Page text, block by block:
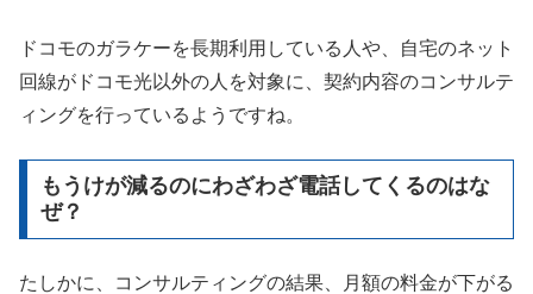
ドコモのガラケーを長期利用している人や、自宅のネット
回線がドコモ光以外の人を対象に、契約内容のコンサルテ
ィングを行っているようですね。
もうけが減るのにわざわざ電話してくるのはな
ぜ？
たしかに、コンサルティングの結果、月額の料金が下がる